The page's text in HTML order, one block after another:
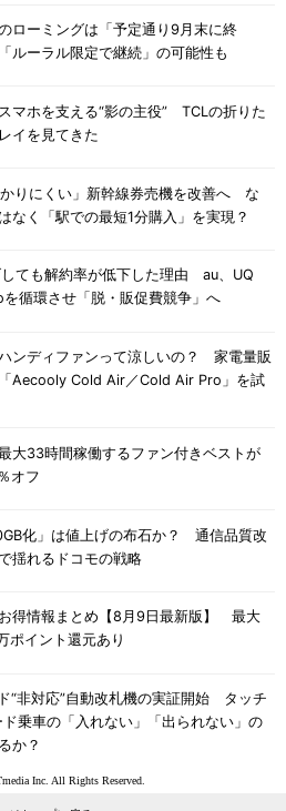
ローミングは「予定通り9月末に終
ルーラル限定で継続」の可能性も
マホを支える“影の主役” TCLの折りた
イを見てきた
りにくい」新幹線券売機を改善へ な
なく「駅での最短1分購入」を実現？
しても解約率が低下した理由 au、UQ
循環させ「脱・販促費競争」へ
ンディファンって涼しいの？ 家電量販
Aecooly Cold Air／Cold Air Pro」を試
大33時間稼働するファン付きベストが
オフ
化」は値上げの布石か？ 通信品質改
揺れるドコモの戦略
得情報まとめ【8月9日最新版】 最大
ポイント還元あり
“非対応”自動改札機の実証開始 タッチ
乗車の「入れない」「出られない」の
か？
Inc. All Rights Reserved.